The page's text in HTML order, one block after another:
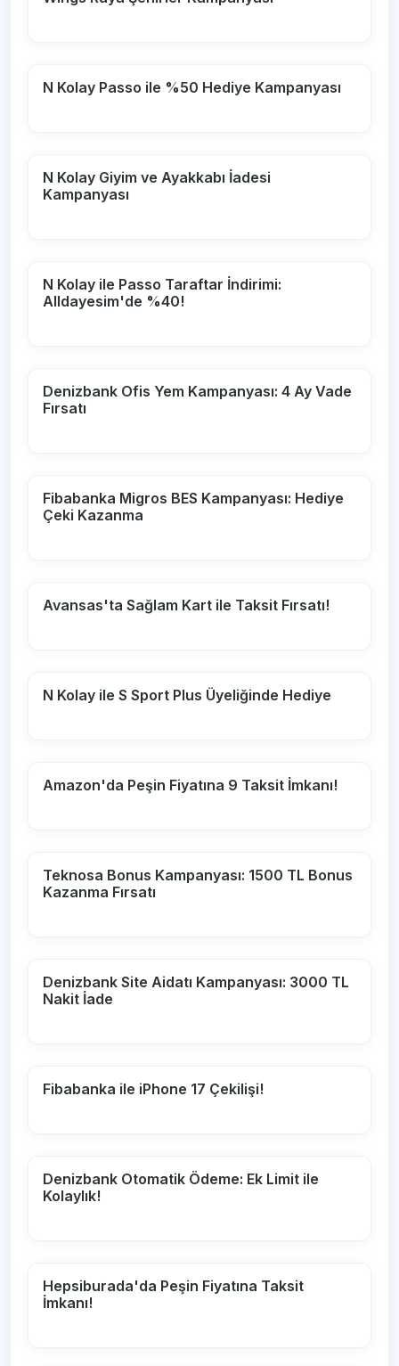
N Kolay Passo ile %50 Hediye Kampanyası
N Kolay Giyim ve Ayakkabı İadesi
Kampanyası
N Kolay ile Passo Taraftar İndirimi:
Alldayesim'de %40!
Denizbank Ofis Yem Kampanyası: 4 Ay Vade
Fırsatı
Fibabanka Migros BES Kampanyası: Hediye
Çeki Kazanma
Avansas'ta Sağlam Kart ile Taksit Fırsatı!
N Kolay ile S Sport Plus Üyeliğinde Hediye
Amazon'da Peşin Fiyatına 9 Taksit İmkanı!
Teknosa Bonus Kampanyası: 1500 TL Bonus
Kazanma Fırsatı
Denizbank Site Aidatı Kampanyası: 3000 TL
Nakit İade
Fibabanka ile iPhone 17 Çekilişi!
Denizbank Otomatik Ödeme: Ek Limit ile
Kolaylık!
Hepsiburada'da Peşin Fiyatına Taksit
İmkanı!